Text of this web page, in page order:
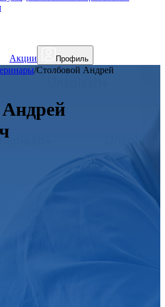
Акции Профиль
/Столбовой Андрей